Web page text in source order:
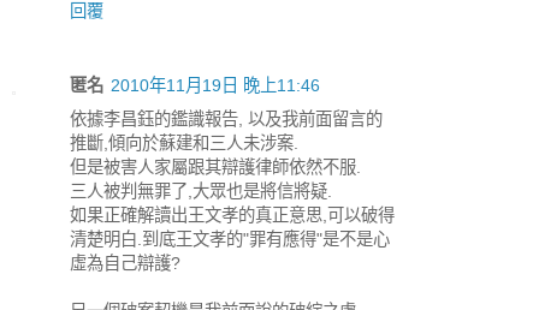
回覆
匿名 2010年11月19日 晚上11:46
依據李昌鈺的鑑識報告, 以及我前面留言的
推斷,傾向於蘇建和三人未涉案.
但是被害人家屬跟其辯護律師依然不服.
三人被判無罪了,大眾也是將信將疑.
如果正確解讀出王文孝的真正意思,可以破得
清楚明白.到底王文孝的"罪有應得"是不是心
虛為自己辯護?